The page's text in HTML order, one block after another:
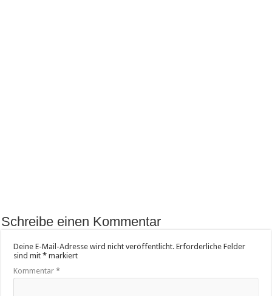
Schreibe einen Kommentar
Deine E-Mail-Adresse wird nicht veröffentlicht. Erforderliche Felder
sind mit* markiert
Kommentar*